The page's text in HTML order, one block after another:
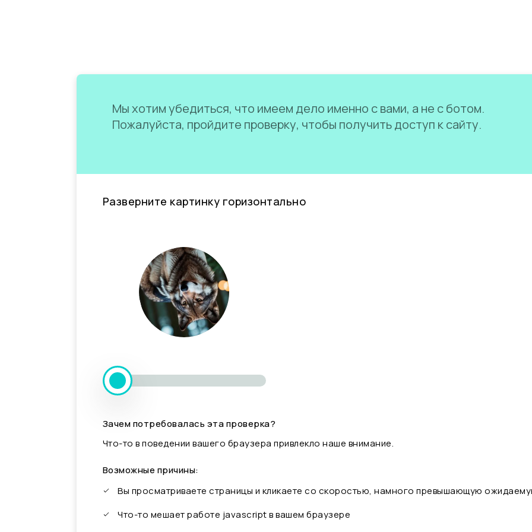
Мы хотим убедиться, что имеем дело именно с вами, а не с ботом.
Пожалуйста, пройдите проверку, чтобы получить доступ к сайту.
Разверните картинку горизонтально
Зачем потребовалась эта проверка?
Что-то в поведении вашего браузера привлекло наше внимание.
Возможные причины:
Вы просматриваете страницы и кликаете со скоростью, намного превышающую
Что-то мешает работе javascript в вашем браузере